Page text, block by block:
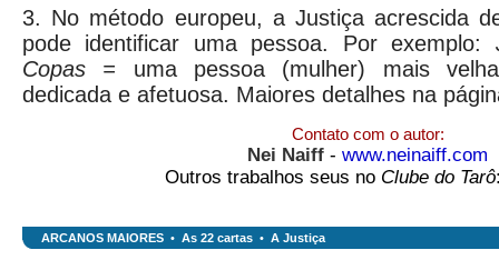
3. No método europeu, a Justiça acrescida
pode identificar uma pessoa. Por exemplo:
Copas = uma pessoa (mulher) mais
dedicada e afetuosa. Maiores detalhes na
Contato com o autor:
Nei Naiff - www.neinaiff.com
Outros trabalhos seus no Clube do Tarô
ARCANOS MAIORES • As 22 cartas • A Justiça